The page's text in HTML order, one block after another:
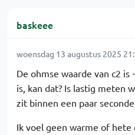
baskeee
woensdag 13 augustus 2025
De ohmse waarde van c2
is, kan dat? Is lastig meten
zit binnen een paar
Ik voel geen warme of hete